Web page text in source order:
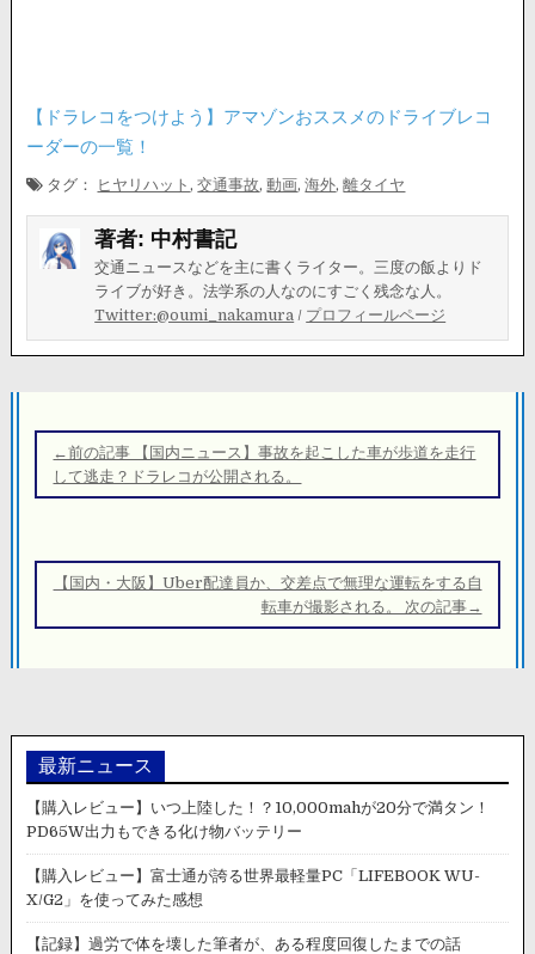
【ドラレコをつけよう】アマゾンおススメのドライブレコ
ーダーの一覧！
タグ： ヒヤリハット ,交通事故,動画,海外,離タイヤ
著者: 中村書記
交通ニュースなどを主に書くライター。三度の飯よりド
ライブが好き。法学系の人なのにすごく残念な人。
Twitter:@oumi_nakamura / プロフィールページ
稿
ナ
ー
←前の記事 【国内ニュース】事故を起こした車が歩道を走行
して逃走？ドラレコが公開される。
【国内・大阪】Uber配達員か、交差点で無理な運転をする自
転車が撮影される。 次の記事→
最新ニュース
【購入レビュー】いつ上陸した！？10,000mahが20分で満タン！
PD65W出力もできる化け物バッテリー
【購入レビュー】富士通が誇る世界最軽量PC「LIFEBOOK WU-
X/G2」を使ってみた感想
【記録】過労で体を壊した筆者が、ある程度回復したまでの話